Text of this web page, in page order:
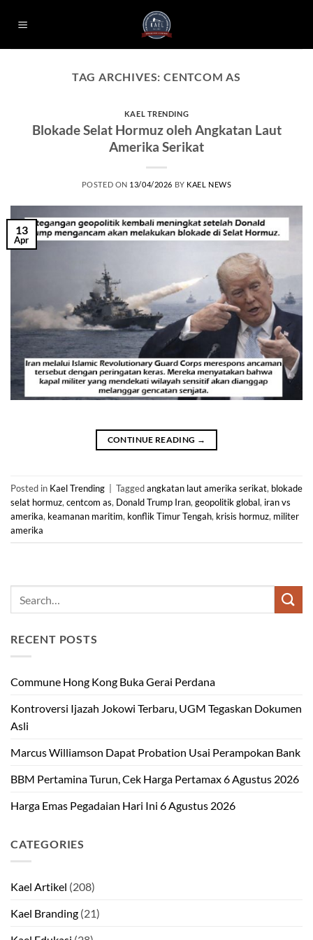
TAG ARCHIVES:CENTCOM AS
KAEL TRENDING
Blokade Selat Hormuz oleh Angkatan Laut
Amerika Serikat
POSTED ON 13/04/2026 BY KAEL NEWS
13
Apr
CONTINUE READING →
Posted in Kael Trending Taggedangkatan laut amerika serikat, blokade
selat hormuz, centcom as, Donald Trump Iran, geopolitik global, iran vs
amerika, keamanan maritim, konflik Timur Tengah, krisis hormuz, militer
amerika
RECENT POSTS
Commune Hong Kong Buka Gerai Perdana
Kontroversi Ijazah Jokowi Terbaru, UGM Tegaskan Dokumen
Asli
Marcus Williamson Dapat Probation Usai Perampokan Bank
BBM Pertamina Turun, Cek Harga Pertamax 6 Agustus 2026
Harga Emas Pegadaian Hari Ini 6 Agustus 2026
CATEGORIES
Kael Artikel (208)
Kael Branding (21)